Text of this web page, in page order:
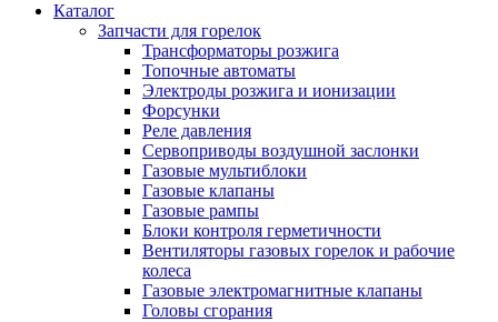
Каталог
Запчасти для горелок
Трансформаторы розжига
Топочные автоматы
Электроды розжига и ионизации
Форсунки
Реле давления
Сервоприводы воздушной заслонки
Газовые мультиблоки
Газовые клапаны
Газовые рампы
Блоки контроля герметичности
Вентиляторы газовых горелок и рабочие
колеса
Газовые электромагнитные клапаны
Головы сгорания